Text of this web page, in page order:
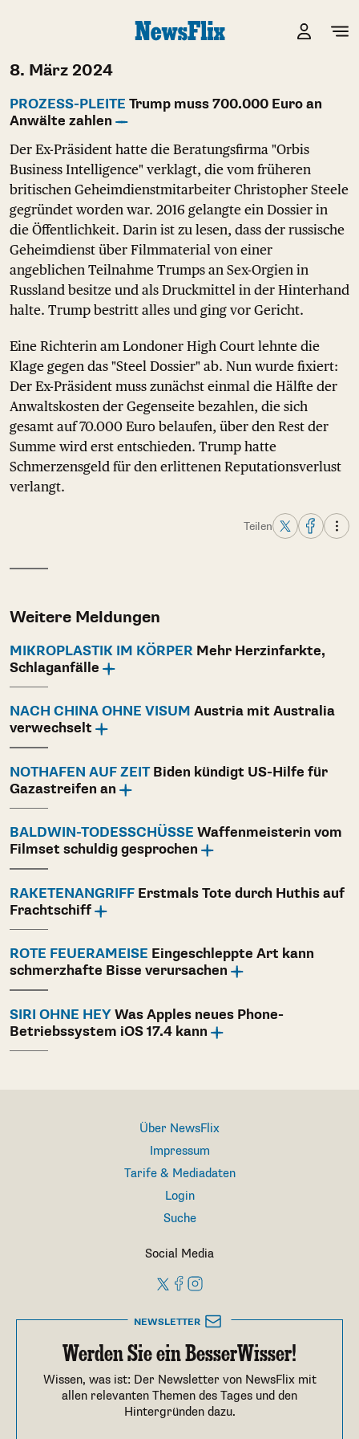
8. März 2024
PROZESS-PLEITE Trump muss 700.000 Euro an
Anwälte zahlen
Der Ex-Präsident hatte die Beratungsfirma "Orbis
Business Intelligence" verklagt, die vom früheren
britischen Geheimdienstmitarbeiter Christopher Steele
gegründet worden war. 2016 gelangte ein Dossier in
die Öffentlichkeit. Darin ist zu lesen, dass der russische
Geheimdienst über Filmmaterial von einer
angeblichen Teilnahme Trumps an Sex-Orgien in
Russland besitze und als Druckmittel in der Hinterhand
halte. Trump bestritt alles und ging vor Gericht.
Eine Richterin am Londoner High Court lehnte die
Klage gegen das "Steel Dossier" ab. Nun wurde fixiert:
Der Ex-Präsident muss zunächst einmal die Hälfte der
Anwaltskosten der Gegenseite bezahlen, die sich
gesamt auf 70.000 Euro belaufen, über den Rest der
Summe wird erst entschieden. Trump hatte
Schmerzensgeld für den erlittenen Reputationsverlust
verlangt.
Teilen
Weitere Meldungen
MIKROPLASTIK IM KÖRPER Mehr Herzinfarkte,
Schlaganfälle
NACH CHINA OHNE VISUM Austria mit Australia
verwechselt
NOTHAFEN AUF ZEITBiden kündigt US-Hilfe für
Gazastreifen an
BALDWIN-TODESSCHÜSSE Waffenmeisterin vom
Filmset schuldig gesprochen
RAKETENANGRIFF Erstmals Tote durch Huthis auf
Frachtschiff
ROTE FEUERAMEISE Eingeschleppte Art kann
schmerzhafte Bisse verursachen
SIRI OHNE HEY Was Apples neues Phone-
Betriebssystem iOS 17.4 kann
Über NewsFlix
Impressum
Tarife & Mediadaten
Login
Suche
Social Media
NEWSLETTER
Werden Sie ein BesserWisser!
Wissen, was ist: Der Newsletter von NewsFlix mit
allen relevanten Themen des Tages und den
Hintergründen dazu.